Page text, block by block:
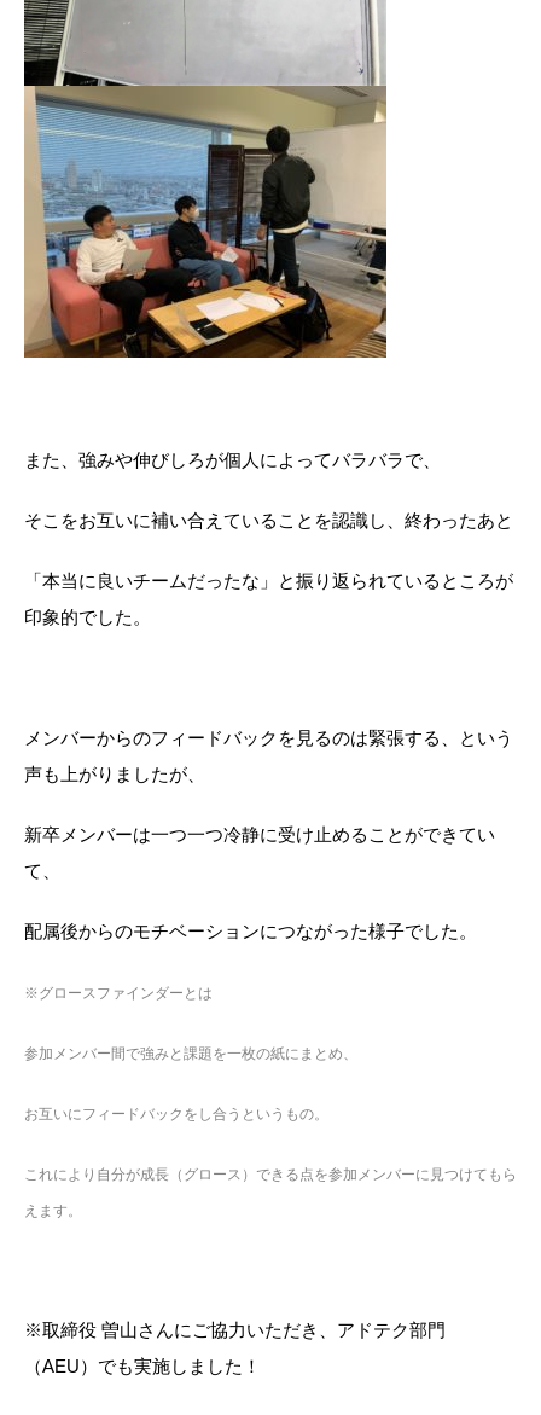
また、強みや伸びしろが個人によってバラバラで、
そこをお互いに補い合えていることを認識し、終わったあと
「本当に良いチームだったな」と振り返られているところが
印象的でした。
メンバーからのフィードバックを見るのは緊張する、という
声も上がりましたが、
新卒メンバーは一つ一つ冷静に受け止めることができてい
て、
配属後からのモチベーションにつながった様子でした。
※グロースファインダーとは
参加メンバー間で強みと課題を一枚の紙にまとめ、
お互いにフィードバックをし合うというもの。
これにより自分が成長（グロース）できる点を参加メンバーに見つけてもら
えます。
※取締役 曽山さんにご協力いただき、アドテク部門
（AEU）でも実施しました！